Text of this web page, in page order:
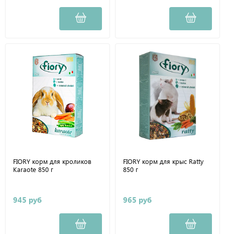
FIORY корм для кроликов
Karaote 850 г
945 руб
FIORY корм для крыс Ratty
850 г
965 руб